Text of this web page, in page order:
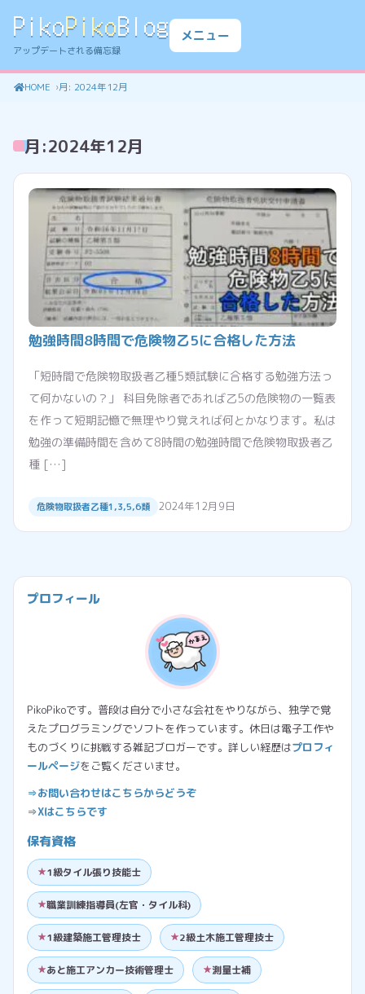
PikoPikoBlog
アップデートされる備忘録
メニュー
HOME 月: 2024年12月
月:2024年12月
勉強時間8時間で危険物乙5に合格した方法
「短時間で危険物取扱者乙種5類試験に合格する勉強方法っ
て何かないの？」 科目免除者であれば乙5の危険物の一覧表
を作って短期記憶で無理やり覚えれば何とかなります。私は
勉強の準備時間を含めて8時間の勉強時間で危険物取扱者乙
種 […]
危険物取扱者乙種1,3,5,6類 2024年12月9日
プロフィール
PikoPikoです。普段は自分で小さな会社をやりながら、独学で覚
えたプログラミングでソフトを作っています。休日は電子工作や
ものづくりに挑戦する雑記ブロガーです。詳しい経歴はプロフィ
ールページをご覧くださいませ。
⇒お問い合わせはこちらからどうぞ
⇒Xはこちらです
保有資格
1級タイル張り技能士
職業訓練指導員(左官・タイル科)
1級建築施工管理技士 2級土木施工管理技士
あと施工アンカー技術管理士 測量士補